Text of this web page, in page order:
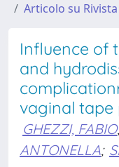
Articolo su Rivista
Influence of
and
vaginal tape
GHEZZI, FABIO;
ANTONELLA;